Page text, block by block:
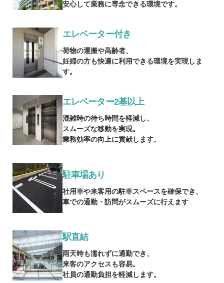
安心して業務に専念できる環境です。
エレベーター付き
荷物の運搬や高齢者、
妊婦の方も快適に利用できる環境を実現しま
す。
エレベーター2基以上
混雑時の待ち時間を軽減し、
スムーズな移動を実現。
業務効率の向上に貢献します。
駐車場あり
社用車や来客用の駐車スペースを確保でき、
車での通勤・訪問がスムーズに行えます
駅直結
雨天時も濡れずに通勤でき、
来客のアクセスも容易。
社員の通勤負担を軽減します。